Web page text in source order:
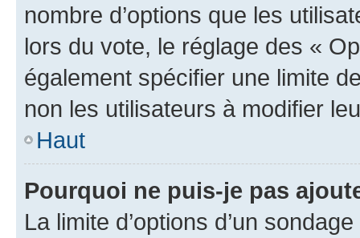
nombre d’options que les
lors du vote, le réglage des «
également spécifier une limite
non les utilisateurs à modifier
Haut
Pourquoi ne puis-je pas
La limite d’options d’un